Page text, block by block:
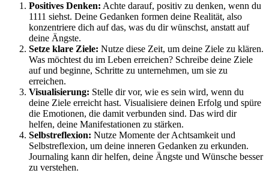
Positives Denken: Achte darauf, positiv zu denken, wenn du
1111 siehst. Deine Gedanken formen deine Realität, also
konzentriere dich auf das, was du dir wünschst, anstatt auf
deine Ängste.
Setze klare Ziele: Nutze diese Zeit, um deine Ziele zu klären.
Was möchtest du im Leben erreichen? Schreibe deine Ziele
auf und beginne, Schritte zu unternehmen, um sie zu
erreichen.
Visualisierung: Stelle dir vor, wie es sein wird, wenn du
deine Ziele erreicht hast. Visualisiere deinen Erfolg und spüre
die Emotionen, die damit verbunden sind. Das wird dir
helfen, deine Manifestationen zu stärken.
Selbstreflexion: Nutze Momente der Achtsamkeit und
Selbstreflexion, um deine inneren Gedanken zu erkunden.
Journaling kann dir helfen, deine Ängste und Wünsche besser
zu verstehen.